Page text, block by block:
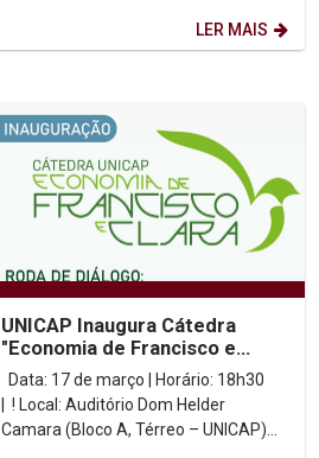
LER MAIS
UNICAP Inaugura Cátedra
"Economia de Francisco e
Clara" com Roda de Diálogo
| ! Local: Auditório Dom Helder
Camara (Bloco A, Térreo – UNICAP)